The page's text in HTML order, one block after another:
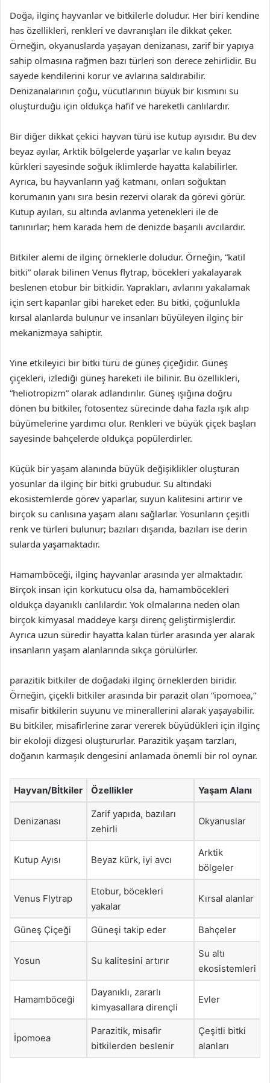
Doğa, ilginç hayvanlar ve bitkilerle doludur. Her biri kendine
has özellikleri, renkleri ve davranışları ile dikkat çeker.
Örneğin, okyanuslarda yaşayan denizanası, zarif bir yapıya
sahip olmasına rağmen bazı türleri son derece zehirlidir. Bu
sayede kendilerini korur ve avlarına saldırabilir.
Denizanalarının çoğu, vücutlarının büyük bir kısmını su
oluşturduğu için oldukça hafif ve hareketli canlılardır.
Bir diğer dikkat çekici hayvan türü ise kutup ayısıdır. Bu dev
beyaz ayılar, Arktik bölgelerde yaşarlar ve kalın beyaz
kürkleri sayesinde soğuk iklimlerde hayatta kalabilirler.
Ayrıca, bu hayvanların yağ katmanı, onları soğuktan
korumanın yanı sıra besin rezervi olarak da görevi görür.
Kutup ayıları, su altında avlanma yetenekleri ile de
tanınırlar; hem karada hem de denizde başarılı avcılardır.
Bitkiler alemi de ilginç örneklerle doludur. Örneğin, “katil
bitki” olarak bilinen Venus flytrap, böcekleri yakalayarak
beslenen etobur bir bitkidir. Yaprakları, avlarını yakalamak
için sert kapanlar gibi hareket eder. Bu bitki, çoğunlukla
kırsal alanlarda bulunur ve insanları büyüleyen ilginç bir
mekanizmaya sahiptir.
Yine etkileyici bir bitki türü de güneş çiçeğidir. Güneş
çiçekleri, izlediği güneş hareketi ile bilinir. Bu özellikleri,
“heliotropizm” olarak adlandırılır. Güneş ışığına doğru
dönen bu bitkiler, fotosentez sürecinde daha fazla ışık alıp
büyümelerine yardımcı olur. Renkleri ve büyük çiçek başları
sayesinde bahçelerde oldukça popülerdirler.
Küçük bir yaşam alanında büyük değişiklikler oluşturan
yosunlar da ilginç bir bitki grubudur. Su altındaki
ekosistemlerde görev yaparlar, suyun kalitesini artırır ve
birçok su canlısına yaşam alanı sağlarlar. Yosunların çeşitli
renk ve türleri bulunur; bazıları dışarıda, bazıları ise derin
sularda yaşamaktadır.
Hamamböceği, ilginç hayvanlar arasında yer almaktadır.
Birçok insan için korkutucu olsa da, hamamböcekleri
oldukça dayanıklı canlılardır. Yok olmalarına neden olan
birçok kimyasal maddeye karşı direnç geliştirmişlerdir.
Ayrıca uzun süredir hayatta kalan türler arasında yer alarak
insanların yaşam alanlarında sıkça görülürler.
parazitik bitkiler de doğadaki ilginç örneklerden biridir.
Örneğin, çiçekli bitkiler arasında bir parazit olan “ipomoea,”
misafir bitkilerin suyunu ve minerallerini alarak yaşayabilir.
Bu bitkiler, misafirlerine zarar vererek büyüdükleri için ilginç
bir ekoloji dizgesi oluştururlar. Parazitik yaşam tarzları,
doğanın karmaşık dengesini anlamada önemli bir rol oynar.
Hayvan/Bİtkiler Özellikler Yaşam Alanı
Denizanası
Zarif yapıda, bazıları
zehirli
Okyanuslar
Kutup Ayısı Beyaz kürk, iyi avcı
Arktik
bölgeler
Venus Flytrap
Etobur, böcekleri
yakalar
Kırsal alanlar
Güneş Çiçeği Güneşi takip eder Bahçeler
Yosun Su kalitesini artırır
Su altı
ekosistemleri
Hamamböceği
Dayanıklı, zararlı
kimyasallara dirençli
Evler
İpomoea
Parazitik, misafir
bitkilerden beslenir
Çeşitli bitki
alanları